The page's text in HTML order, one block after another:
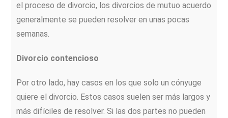
el proceso de divorcio, los divorcios de mutuo acuerdo
generalmente se pueden resolver en unas pocas
semanas.
Divorcio contencioso
Por otro lado, hay casos en los que solo un cónyuge
quiere el divorcio. Estos casos suelen ser más largos y
más difíciles de resolver. Si las dos partes no pueden